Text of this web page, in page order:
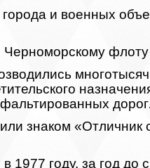
и военных
Черноморскому
дорог.
знаком «Отличник
1977 году, за год до